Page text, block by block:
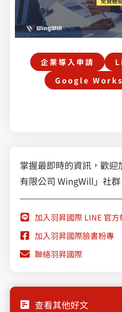
企業導入申請
Google
掌握最即時的資訊，歡
有限公司 WingWill」社群
加入羽昇國際 LINE 官方
加入羽昇國際臉書粉專
聯絡羽昇國際
查看其他好文